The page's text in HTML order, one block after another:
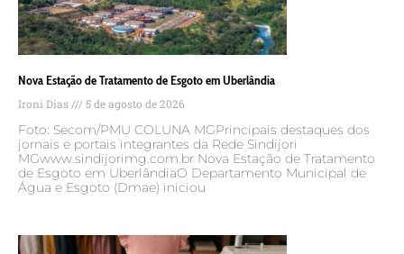
Nova Estação de Tratamento de Esgoto em Uberlândia
Ironi Dias 5 de agosto de 2026
Foto: Secom/PMU COLUNA MGPrincipais destaques dos
jornais e portais integrantes da Rede Sindijori
MGwww.sindijorimg.com.br Nova Estação de Tratamento
de Esgoto em UberlândiaO Departamento Municipal de
Água e Esgoto (Dmae) iniciou